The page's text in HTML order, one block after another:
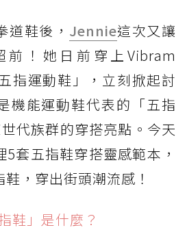
道鞋後， Jennie這次又讓
前！她日前穿上Vibram
指運動鞋」，立刻掀起討
機能運動鞋代表的「五指
代族群的穿搭亮點。今天
套五指鞋穿搭靈感範本，
，穿出街頭潮流感！
指鞋」是什麼？